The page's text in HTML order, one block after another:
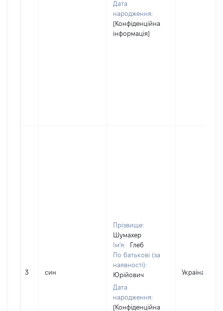
Дата
народження:
[Конфіденційна
інформація]
3 син
Прізвище:
Шумахер
Ім'я:
Глеб
По батькові (за
наявності):
Юрійович
Дата
народження:
[Конфіденційна
Україна